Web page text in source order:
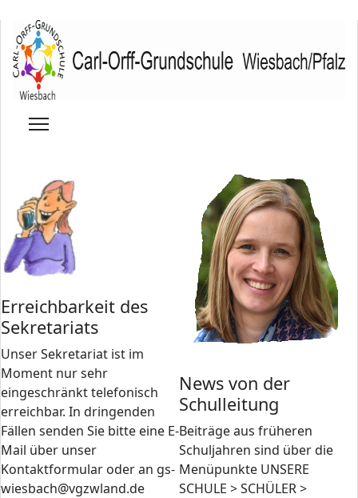
Erreichbarkeit des
Sekretariats
Unser Sekretariat ist im
Moment nur sehr
eingeschränkt telefonisch
erreichbar. In dringenden
Fällen senden Sie bitte eine E-
Mail über unser
Kontaktformular oder an gs-
wiesbach@vgzwland.de
News von der
Schulleitung
Beiträge aus früheren
Schuljahren sind über die
Menüpunkte UNSERE
SCHULE > SCHÜLER >